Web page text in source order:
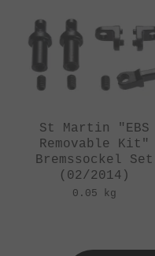
St Martin "EBS
Removable Kit"
Bremssockel Set
(02/2014)
0.05 kg